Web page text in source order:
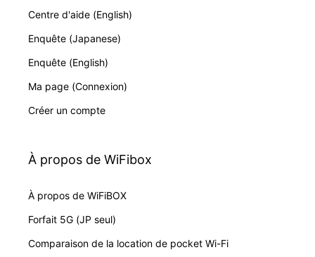
Centre d'aide (English)
Enquête (Japanese)
Enquête (English)
Ma page (Connexion)
Créer un compte
À propos de WiFibox
À propos de WiFiBOX
Forfait 5G (JP seul)
Comparaison de la location de pocket Wi-Fi